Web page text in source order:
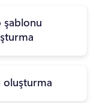
şablonu
oluşturma